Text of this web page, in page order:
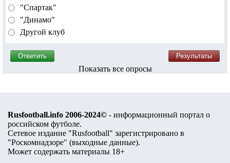
"Спартак"
"Динамо"
Другой клуб
Показать все опросы
Rusfootball.info 2006-2024© - информационный портал о
российском футболе.
Сетевое издание "Rusfootball" зарегистрировано в
"Роскомнадзоре" (выходные данные).
Может содержать материалы 18+